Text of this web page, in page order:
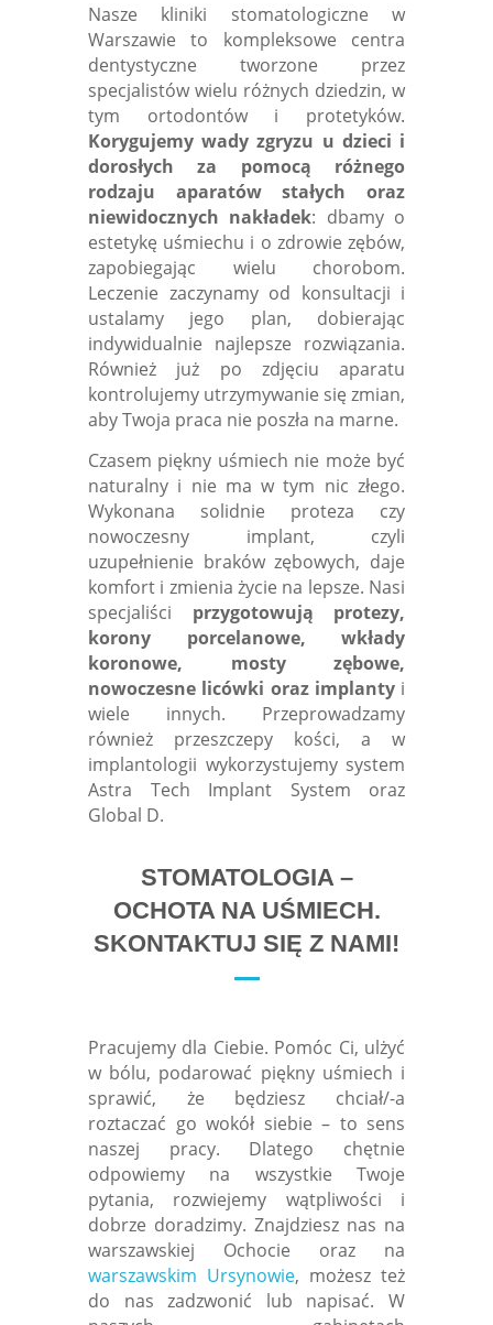
Nasze kliniki stomatologiczne w
Warszawie to kompleksowe centra
dentystyczne tworzone przez
specjalistów wielu różnych dziedzin, w
tym ortodontów i protetyków.
Korygujemy wady zgryzu u dzieci i
dorosłych za pomocą różnego
rodzaju aparatów stałych oraz
niewidocznych nakładek: dbamy o
estetykę uśmiechu i o zdrowie zębów,
zapobiegając wielu chorobom.
Leczenie zaczynamy od konsultacji i
ustalamy jego plan, dobierając
indywidualnie najlepsze rozwiązania.
Również już po zdjęciu aparatu
kontrolujemy utrzymywanie się zmian,
aby Twoja praca nie poszła na marne.
Czasem piękny uśmiech nie może być
naturalny i nie ma w tym nic złego.
Wykonana solidnie proteza czy
nowoczesny implant, czyli
uzupełnienie braków zębowych, daje
komfort i zmienia życie na lepsze. Nasi
specjaliści przygotowują
protezy,
korony porcelanowe, wkłady
koronowe, mosty zębowe,
nowoczesne licówki oraz implanty i
wiele innych. Przeprowadzamy
również przeszczepy kości, a w
implantologii wykorzystujemy system
Astra Tech Implant System oraz
Global D.
STOMATOLOGIA –
OCHOTA NA UŚMIECH.
SKONTAKTUJ SIĘ Z NAMI!
Pracujemy dla Ciebie. Pomóc Ci, ulżyć
w bólu, podarować piękny uśmiech i
sprawić, że będziesz chciał/-a
roztaczać go wokół siebie – to sens
naszej pracy. Dlatego chętnie
odpowiemy na wszystkie Twoje
pytania, rozwiejemy wątpliwości i
dobrze doradzimy. Znajdziesz nas na
warszawskiej Ochocie oraz na
warszawskim Ursynowie, możesz też
do nas zadzwonić lub napisać. W